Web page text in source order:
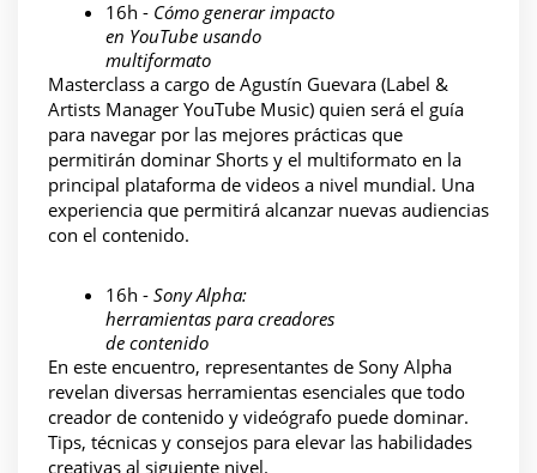
16h - Cómo generar impacto
en YouTube usando
multiformato
Masterclass a cargo de Agustín Guevara (Label &
Artists Manager YouTube Music) quien será el guía
para navegar por las mejores prácticas que
permitirán dominar Shorts y el multiformato en la
principal plataforma de videos a nivel mundial. Una
experiencia que permitirá alcanzar nuevas audiencias
con el contenido.
16h - Sony Alpha:
herramientas para creadores
de contenido
En este encuentro, representantes de Sony Alpha
revelan diversas herramientas esenciales que todo
creador de contenido y videógrafo puede dominar.
Tips, técnicas y consejos para elevar las habilidades
creativas al siguiente nivel.